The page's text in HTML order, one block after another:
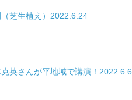
芝生植え）2022.6.24
英さんが平地域で講演！2022.6.6